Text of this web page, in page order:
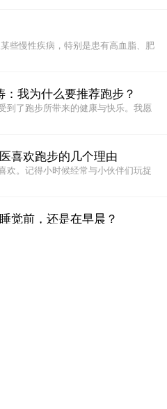
些慢性疾病，特别是患有高血脂、肥
我为什么要推荐跑步？
到了跑步所带来的健康与快乐。我愿
喜欢跑步的几个理由
欢。记得小时候经常与小伙伴们玩捉
觉前，还是在早晨？